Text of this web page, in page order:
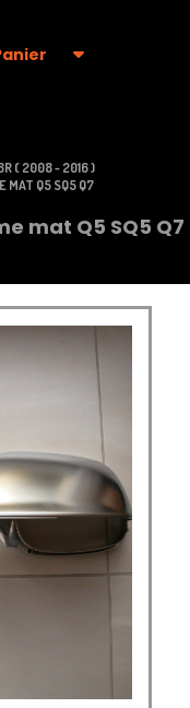
( 2008 - 2016 )
MAT Q5 SQ5 Q7
mat Q5 SQ5 Q7